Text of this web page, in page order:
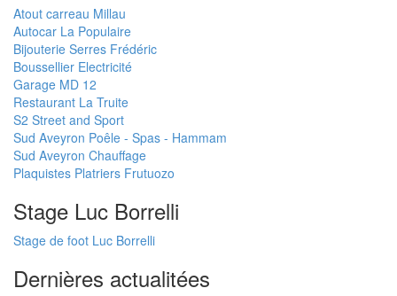
Atout carreau Millau
Autocar La Populaire
Bijouterie Serres Frédéric
Boussellier Electricité
Garage MD 12
Restaurant La Truite
S2 Street and Sport
Sud Aveyron Poêle - Spas - Hammam
Sud Aveyron Chauffage
Plaquistes Platriers Frutuozo
Stage Luc Borrelli
Stage de foot Luc Borrelli
Dernières actualitées